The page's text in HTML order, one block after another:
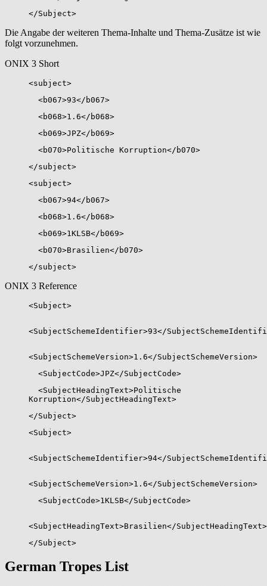
</Subject>
Die Angabe der weiteren Thema-Inhalte und Thema-Zusätze ist wie
folgt vorzunehmen.
ONIX 3 Short
<subject>
<b067>93</b067>
<b068>1.6</b068>
<b069>JPZ</b069>
<b070>Politische Korruption</b070>
</subject>
<subject>
<b067>94</b067>
<b068>1.6</b068>
<b069>1KLSB</b069>
<b070>Brasilien</b070>
</subject>
ONIX 3 Reference
<Subject>
<SubjectSchemeIdentifier>93</
<SubjectSchemeVersion>1.6</SubjectSchemeVersion>
<SubjectCode>JPZ</SubjectCode>
<SubjectHeadingText>Politische
Korruption</SubjectHeadingText>
</Subject>
<Subject>
<SubjectSchemeIdentifier>94</
<SubjectSchemeVersion>1.6</SubjectSchemeVersion>
<SubjectCode>1KLSB</SubjectCode>
<SubjectHeadingText>Brasilien</SubjectHeadingText>
</Subject>
German Tropes List